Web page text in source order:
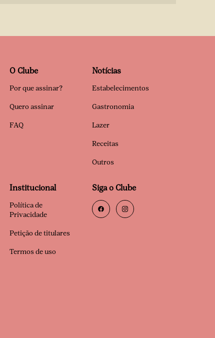
O Clube
Por que assinar?
Quero assinar
FAQ
Notícias
Estabelecimentos
Gastronomia
Lazer
Receitas
Outros
Institucional
Política de
Privacidade
Petição de titulares
Termos de uso
Siga o Clube